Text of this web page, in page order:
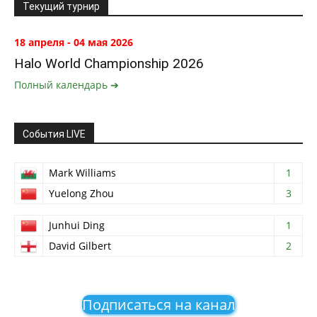
Текущий турнир
18 апреля - 04 мая 2026
Halo World Championship 2026
Полный календарь ➔
События LIVE
Mark Williams
1
Yuelong Zhou
3
Junhui Ding
1
David Gilbert
2
Подписаться на канал